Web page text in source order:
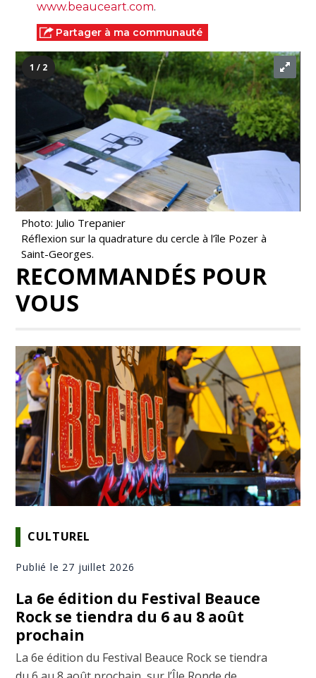
www.beauceart.com.
Partager à ma communauté
1 / 2
Photo: Julio Trepanier
Réflexion sur la quadrature du cercle à l’île Pozer à
Saint-Georges.
RECOMMANDÉS POUR
VOUS
CULTUREL
Publié le 27 juillet 2026
La 6e édition du Festival Beauce
Rock se tiendra du 6 au 8 août
prochain
La 6e édition du Festival Beauce Rock se tiendra